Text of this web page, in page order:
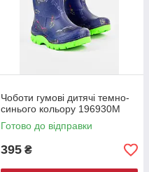
Чоботи гумові дитячі темно-
синього кольору 196930M
Готово до відправки
395 ₴